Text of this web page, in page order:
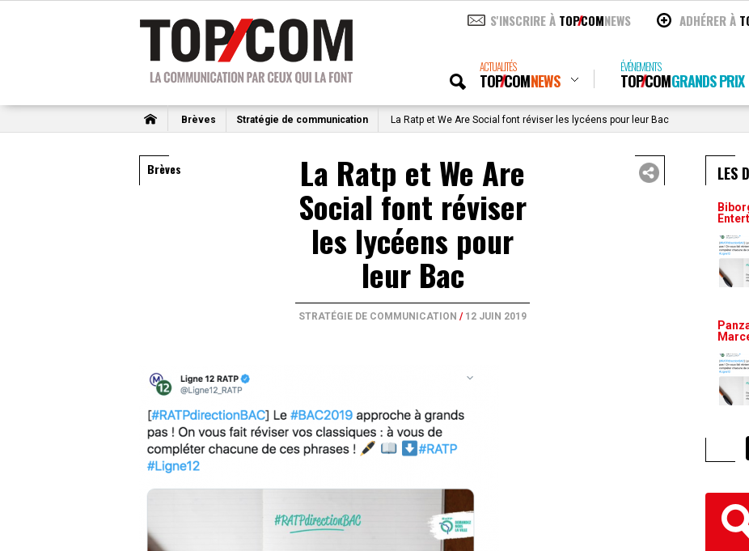
S'INSCRIRE À TOPCOMNEWS ADHÉRER À
ACTUALITÉS
TOPCOMNEWS
ÉVÉNEMENTS
TOPCOMGRANDS PRIX
Brèves Stratégie de communication La Ratp et We Are Social font réviser les lycéens pour leur Bac
Brèves La Ratp et We Are
Social font réviser
les lycéens pour
leur Bac
STRATÉGIE DE COMMUNICATION / 12 JUIN 2019
LES